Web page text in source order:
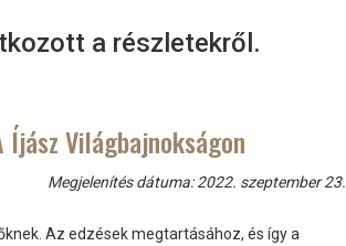
a részletekről.
Íjász Világbajnokságon
Megjelenítés dátuma: 2022. szeptember 23.
Az edzések megtartásához, és így a